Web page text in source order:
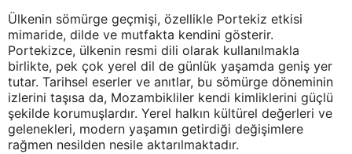
Ülkenin sömürge geçmişi, özellikle Portekiz etkisi
mimaride, dilde ve mutfakta kendini gösterir.
Portekizce, ülkenin resmi dili olarak kullanılmakla
birlikte, pek çok yerel dil de günlük yaşamda geniş yer
tutar. Tarihsel eserler ve anıtlar, bu sömürge döneminin
izlerini taşısa da, Mozambikliler kendi kimliklerini güçlü
şekilde korumuşlardır. Yerel halkın kültürel değerleri ve
gelenekleri, modern yaşamın getirdiği değişimlere
rağmen nesilden nesile aktarılmaktadır.